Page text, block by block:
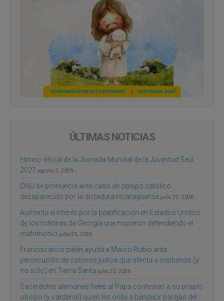
ÚLTIMAS NOTICIAS
Himno oficial de la Jornada Mundial de la Juventud Seúl
2027 agosto 3, 2026
ONU se pronuncia ante caso de obispo católico
desaparecido por la dictadura nicaragüense julio 25, 2026
Aumenta el interés por la beatificación en Estados Unidos
de los mártires de Georgia que murieron defendiendo el
matrimonio julio 25, 2026
Franciscanos piden ayuda a Marco Rubio ante
persecución de colonos judíos que afecta a cristianos (y
no sólo) en Tierra Santa julio 25, 2026
Sacerdotes alemanes fieles al Papa contestan a su propio
obispo (y cardenal) quien les orilla a bendecir parejas del